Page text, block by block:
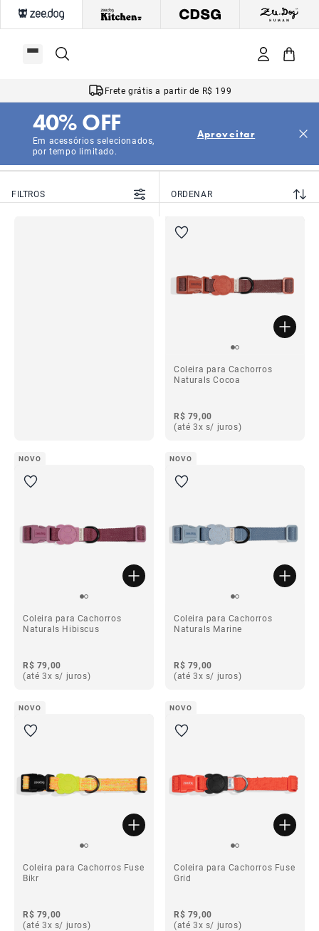
Frete grátis a partir de R$ 199
Em acessórios selecionados,
por tempo limitado.
40% OFF Aproveitar
Coleiras
Início|Cachorros|Acessórios
FILTROS ORDENAR
Coleira para Cachorros
Naturals Cocoa
R$ 79,00
(até 3x s/ juros)
NOVO
Coleira para Cachorros
Naturals Hibiscus
R$ 79,00
(até 3x s/ juros)
NOVO
Coleira para Cachorros
Naturals Marine
R$ 79,00
(até 3x s/ juros)
NOVO
Coleira para Cachorros Fuse
Bikr
R$ 79,00
(até 3x s/ juros)
NOVO
Coleira para Cachorros Fuse
Grid
R$ 79,00
(até 3x s/ juros)